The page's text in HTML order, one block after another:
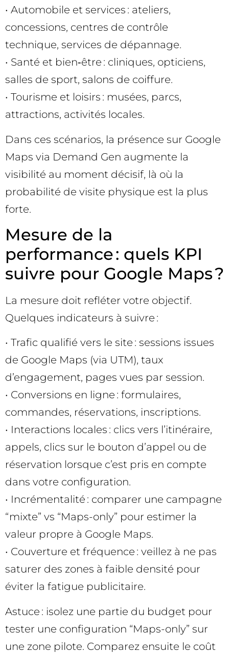
• Automobile et services : ateliers,
concessions, centres de contrôle
technique, services de dépannage.
• Santé et bien‑être : cliniques, opticiens,
salles de sport, salons de coiffure.
• Tourisme et loisirs : musées, parcs,
attractions, activités locales.
Dans ces scénarios, la présence sur Google
Maps via Demand Gen augmente la
visibilité au moment décisif, là où la
probabilité de visite physique est la plus
forte.
Mesure de la
performance : quels KPI
suivre pour Google Maps ?
La mesure doit refléter votre objectif.
Quelques indicateurs à suivre :
• Trafic qualifié vers le site : sessions issues
de Google Maps (via UTM), taux
d’engagement, pages vues par session.
• Conversions en ligne : formulaires,
commandes, réservations, inscriptions.
• Interactions locales : clics vers l’itinéraire,
appels, clics sur le bouton d’appel ou de
réservation lorsque c’est pris en compte
dans votre configuration.
• Incrémentalité : comparer une campagne
“mixte” vs “Maps-only” pour estimer la
valeur propre à Google Maps.
• Couverture et fréquence : veillez à ne pas
saturer des zones à faible densité pour
éviter la fatigue publicitaire.
Astuce : isolez une partie du budget pour
tester une configuration “Maps-only” sur
une zone pilote. Comparez ensuite le coût